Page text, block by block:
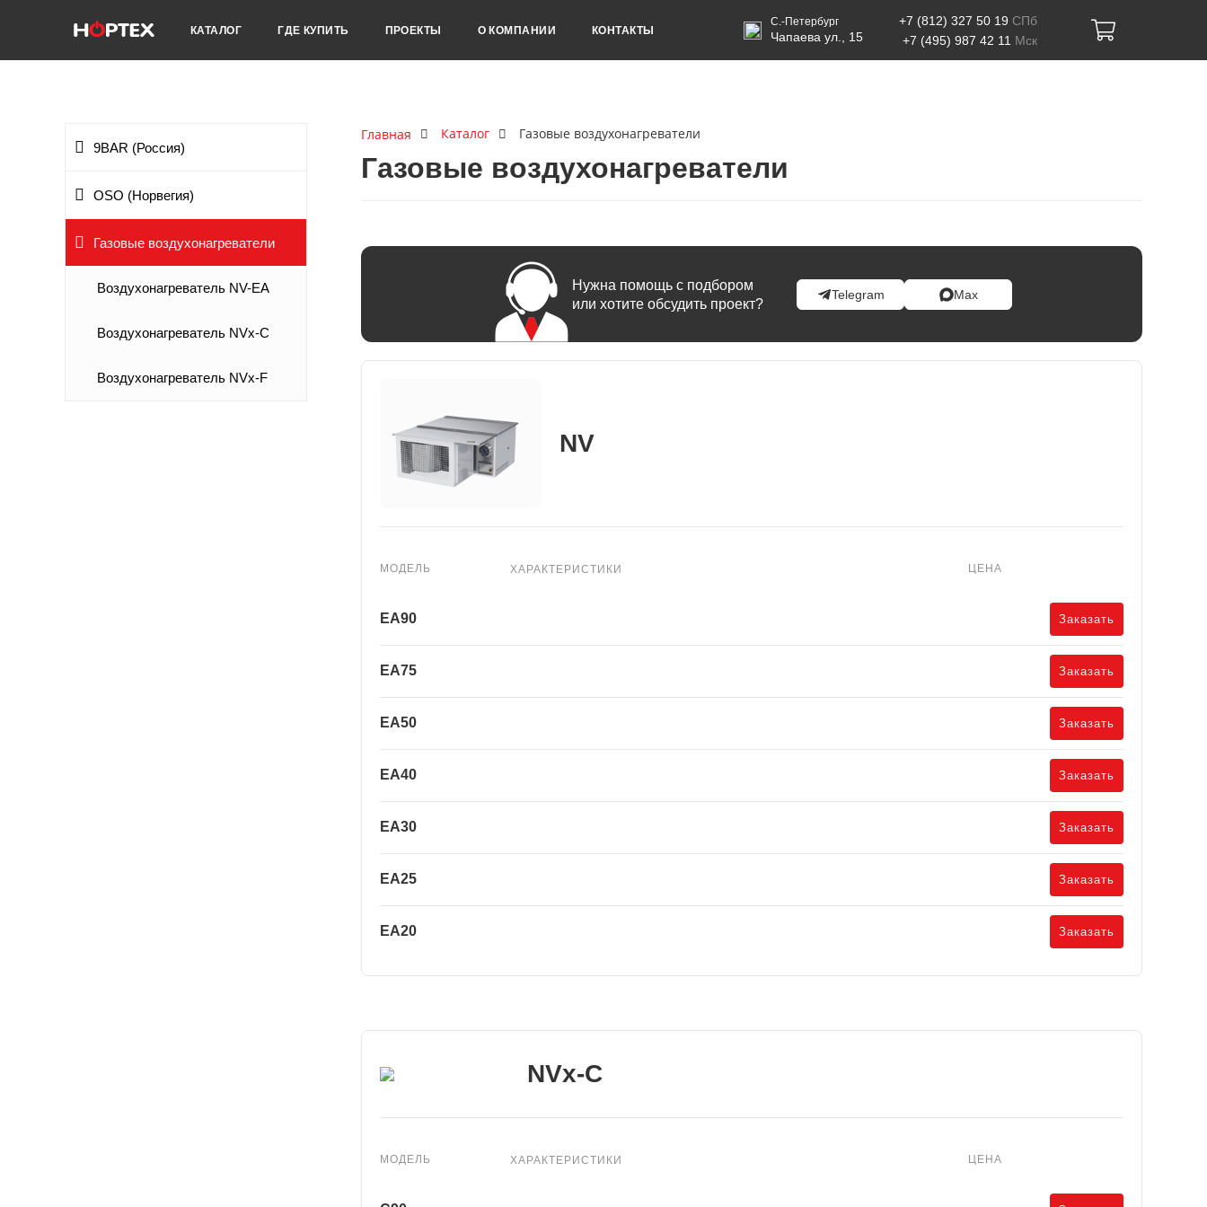
КАТАЛОГ ГДЕ КУПИТЬ ПРОЕКТЫ О КОМПАНИИ КОНТАКТЫ
С.-Петербург
Чапаева ул., 15
+7 (812) 327 50 19 СПб
+7 (495) 987 42 11 Мск
9BAR (Россия)
OSO (Норвегия)
Газовые воздухонагреватели
Воздухонагреватель NV-EA
Воздухонагреватель NVx-C
Воздухонагреватель NVx-F
Главная Каталог Газовые воздухонагреватели
Газовые воздухонагреватели
Нужна помощь с подбором
или хотите обсудить проект?
Telegram Max
NV
МОДЕЛЬ ХАРАКТЕРИСТИКИ ЦЕНА
EA90 Заказать
EA75 Заказать
EA50 Заказать
EA40 Заказать
EA30 Заказать
EA25 Заказать
EA20 Заказать
NVx-C
МОДЕЛЬ ХАРАКТЕРИСТИКИ ЦЕНА